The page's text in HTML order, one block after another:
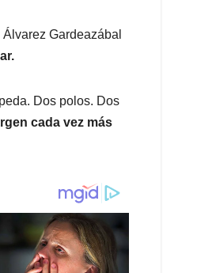
Gardeazábal
Dos polos. Dos
cada vez más